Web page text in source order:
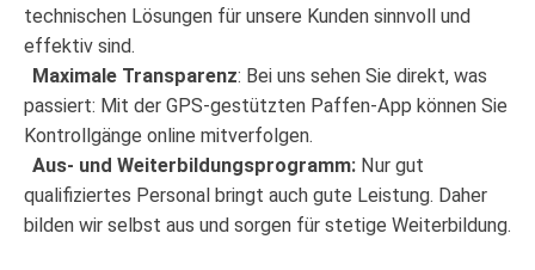
technischen Lösungen für unsere Kunden sinnvoll und
effektiv sind.
Maximale Transparenz: Bei uns sehen Sie direkt, was
passiert: Mit der GPS-gestützten Paffen-App können Sie
Kontrollgänge online mitverfolgen.
Aus- und Weiterbildungsprogramm: Nur gut
qualifiziertes Personal bringt auch gute Leistung. Daher
bilden wir selbst aus und sorgen für stetige Weiterbildung.